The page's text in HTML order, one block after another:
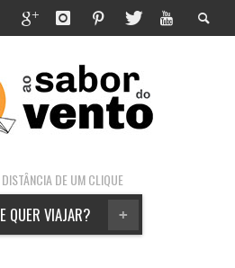
DE UM CLIQUE
+
QUER VIAJAR?